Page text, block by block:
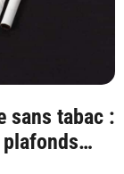
sans tabac :